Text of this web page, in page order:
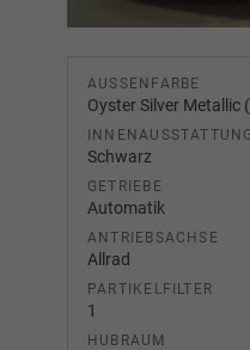
AUSSENFARBE
Oyster Silver Metallic
INNENAUSSTATTUNG
Schwarz
GETRIEBE
Automatik
ANTRIEBSACHSE
Allrad
PARTIKELFILTER
1
HUBRAUM